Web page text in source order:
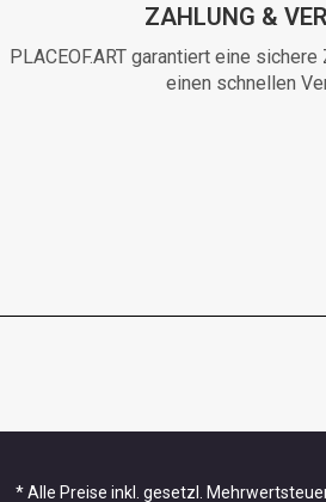
ZAHLUNG &
PLACEOF.ART garantiert eine
einen schnellen
* Alle Preise inkl. gesetzl.